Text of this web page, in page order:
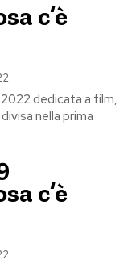
c’è
dedicata a film,
nella prima
c’è